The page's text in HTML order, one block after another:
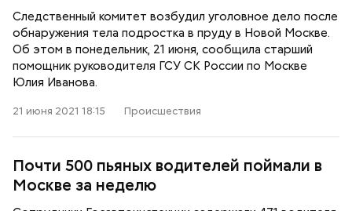
Следственный комитет возбудил уголовное дело после
обнаружения тела подростка в пруду в Новой Москве.
Об этом в понедельник, 21 июня, сообщила старший
помощник руководителя ГСУ СК России по Москве
Юлия Иванова.
21 июня 2021 18:15 Происшествия
Почти 500 пьяных водителей поймали в
Москве за неделю